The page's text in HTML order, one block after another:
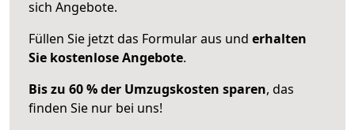
sich Angebote.
Füllen Sie jetzt das Formular aus und erhalten
Sie kostenlose Angebote.
Bis zu 60 % der Umzugskosten sparen, das
finden Sie nur bei uns!